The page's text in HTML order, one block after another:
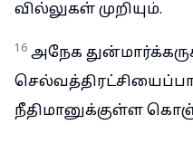
வில்லுகள் முறியும்.
16 அநேக
நீதிமானுக்குள்ள